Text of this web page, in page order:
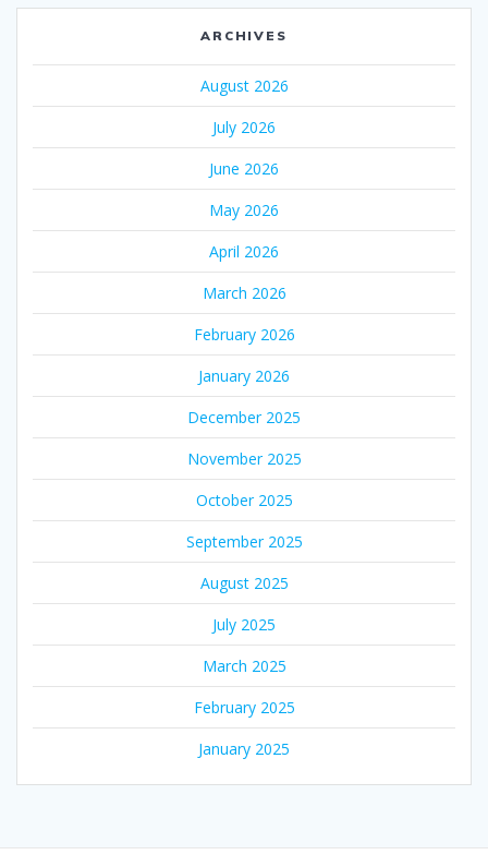
ARCHIVES
August 2026
July 2026
June 2026
May 2026
April 2026
March 2026
February 2026
January 2026
December 2025
November 2025
October 2025
September 2025
August 2025
July 2025
March 2025
February 2025
January 2025